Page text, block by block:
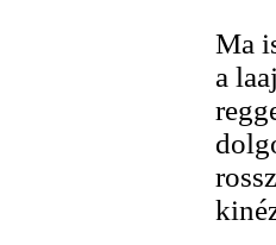
Ma
a